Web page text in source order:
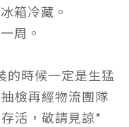
箱冷藏。
周。
的時候一定是生猛
檢再經物流團隊
活，敬請見諒*